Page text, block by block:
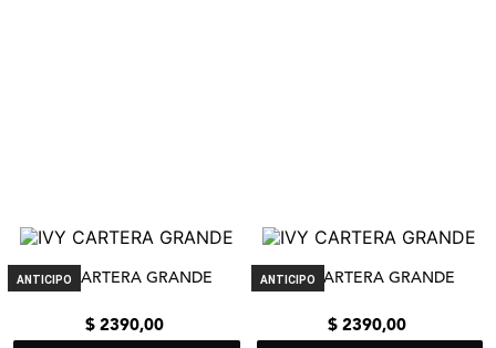
IVY CARTERA GRANDE
ANTICIPO
$ 2390,00
IVY CARTERA GRANDE
ANTICIPO
$ 2390,00